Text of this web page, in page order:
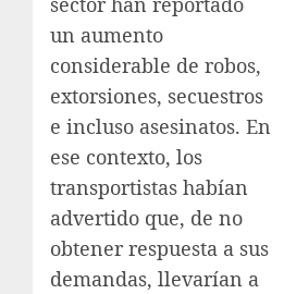
un aumento
considerable de robos,
extorsiones, secuestros
e incluso asesinatos. En
ese contexto, los
transportistas habían
advertido que, de no
obtener respuesta a sus
demandas, llevarían a